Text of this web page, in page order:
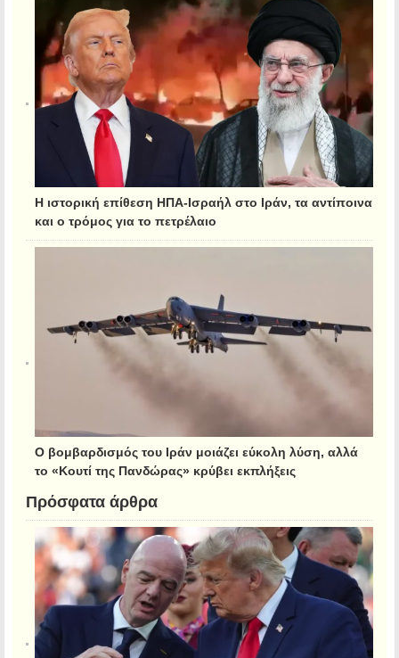
Η ιστορική επίθεση ΗΠΑ-Ισραήλ στο Ιράν, τα αντίποινα
και ο τρόμος για το πετρέλαιο
Ο βομβαρδισμός του Ιράν μοιάζει εύκολη λύση, αλλά
το «Κουτί της Πανδώρας» κρύβει εκπλήξεις
Πρόσφατα άρθρα